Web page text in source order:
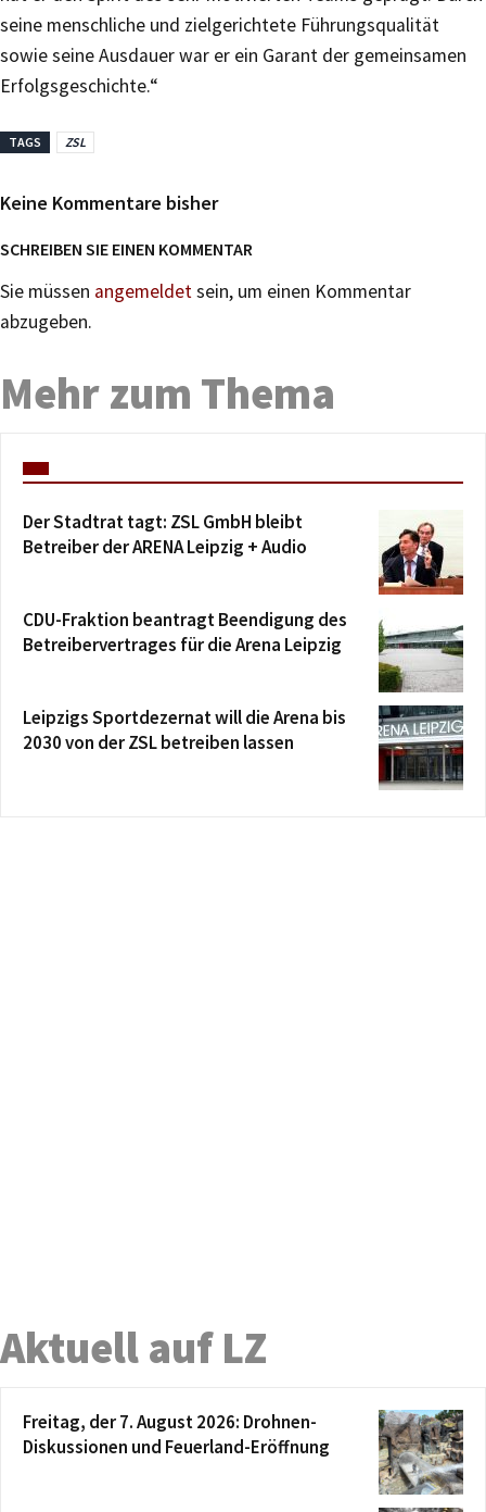
seine menschliche und zielgerichtete Führungsqualität
sowie seine Ausdauer war er ein Garant der gemeinsamen
Erfolgsgeschichte.“
TAGS ZSL
Keine Kommentare bisher
SCHREIBEN SIE EINEN KOMMENTAR
Sie müssen angemeldetsein, um einen Kommentar
abzugeben.
Mehr zum Thema
Der Stadtrat tagt: ZSL GmbH bleibt
Betreiber der ARENA Leipzig + Audio
CDU-Fraktion beantragt Beendigung des
Betreibervertrages für die Arena Leipzig
Leipzigs Sportdezernat will die Arena bis
2030 von der ZSL betreiben lassen
Aktuell auf LZ
Freitag, der 7. August 2026: Drohnen-
Diskussionen und Feuerland-Eröffnung